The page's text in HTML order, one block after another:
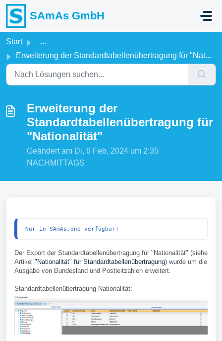
Zum hauptsächlichen Inhalt gehen
SAmAs GmbH
Start
...
Erweiterung der Standardtabellenübertragung für "Nat...
Erweiterung der
Standardtabellenübertragung für
"Nationalität"
Geändert am Di, 6 Feb, 2024 um 2:35
NACHMITTAGS
Nur in SAmAs.one verfügbar!
Der Export der Standardtabellenübertragung für "Nationalität" (siehe
Artikel "Nationalität" für Standardtabellenübertragung) wurde um die
Ausgabe von Bundesland und Postleitzahlen erweitert.
Standardtabellenübertragung Nationalität: